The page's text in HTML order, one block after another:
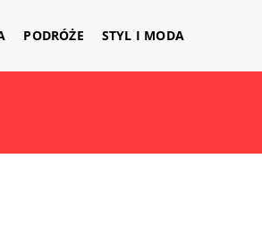
PODRÓŻE STYL I MODA